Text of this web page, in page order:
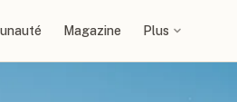
Magazine Plus